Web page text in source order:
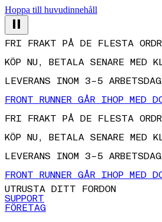
Hoppa till huvudinnehåll
FRI FRAKT PÅ DE FLESTA
KÖP NU, BETALA SENARE MED
LEVERANS INOM 3–5
FRONT RUNNER GÅR IHOP MED
FRI FRAKT PÅ DE FLESTA
KÖP NU, BETALA SENARE MED
LEVERANS INOM 3–5
FRONT RUNNER GÅR IHOP MED
UTRUSTA DITT FORDON
SUPPORT
FÖRETAG